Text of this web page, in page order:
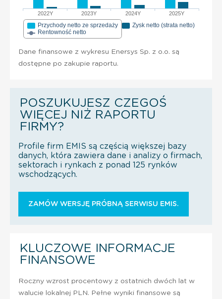
2022Y 2023Y 2024Y 2025Y
Przychody netto ze sprzedaży
Zysk netto (strata netto)
Rentowność netto
Dane finansowe z wykresu Enersys Sp. z o.o. są
dostępne po zakupie raportu.
POSZUKUJESZ CZEGOŚ
WIĘCEJ NIŻ RAPORTU
FIRMY?
Profile firm EMIS są częścią większej bazy
danych, która zawiera dane i analizy o firmach,
sektorach i rynkach z ponad 125 rynków
wschodzących.
ZAMÓW WERSJĘ PRÓBNĄ SERWISU EMIS.
KLUCZOWE INFORMACJE
FINANSOWE
Roczny wzrost procentowy z ostatnich dwóch lat w
walucie lokalnej PLN. Pełne wyniki finansowe są